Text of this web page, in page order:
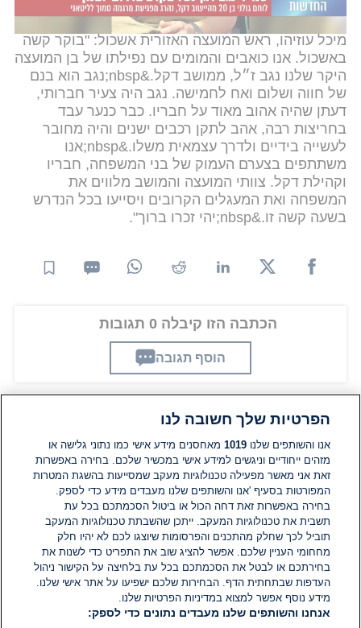
להפעיל בלחיצה כאן נהל העדפות.
מיכל עוזיהו, ראש המועצה האזורית אשכול: "בוקר קשה
באשכול. אנו כואבים והמומים עם נפילתו של בן המועצה
היקר שלנו נגב ז״ל, ממושב דקל.&nbsp;נגב הוא בנם
של חווה ושלום ואח לחמישה. נגב היה צעיר חברותי,
דעתן שהיה אהוב מאוד על חבריו. כבר כנער עבד
בחריצות רבה, אהב לתקן רכבים ישנים והיה מחובר
לעשייה בידיים ולדרך עצמאית משלו.&nbsp;אנו
משתתפים בצערם העמוק של בני המשפחה, חבריו
וקהילת דקל. צוותי המועצה והמושב מלווים את
המשפחה ואת המעגלים הקרובים ויסייעו בכל הנדרש
בשעה קשה זו.&nbsp;יהי זכרו ברוך".
הכתבה הזו קיבלה 0 תגובות
הוסף תגובה
תגובות
אין עדיין תגובות. היה הראשון להגיב
הוסף תגובה
הפרטיות שלך חשובה לנו
אנו והשותפים שלנו1019 מאחסנים מידע אישי כמו נתוני גלישה או
מזהים ייחודיים וניגשים למידע אישי במכשיר שלכם. בחירה באפשרות
זאת אני מאשר מפעילה טכנולוגיות מעקב שמסייעות בהשגת המטרות
המפורטות בסעיף 'אנו והשותפים שלנו מעבדים מידע כדי לספק.
בחירה באפשרות זאת דחה הכול או ביטול הסכמתכם בכל עת
תשבית את טכנולוגיות המעקב. ייתכן שהשבתת טכנולוגיות המעקב
תוביל לכך שחלק מהתכנים והפרסומות שיוצגו לכם לא יהיו חלק
מחחומי העניין שלכם. אפשר להציג שוב את התפריט כדי לשנות את
בחירתכם או לבטל את הסכמתכם בכל עת בלחיצה על הקישור ניהול
העדפות שבתחתית הדף. הבחירות שלכם ישפיעו על אתר אישי שלנו.
מידע נוסף אפשר למצוא במדיניות הפרטיות שלנו.
אנחנו והשותפים שלנו מעבדים נתונים כדי לספק: